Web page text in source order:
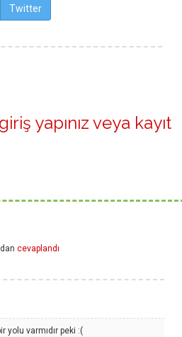
Twitter
giriş yapınız veya kayıt
cevaplandı
varmıdır peki :(